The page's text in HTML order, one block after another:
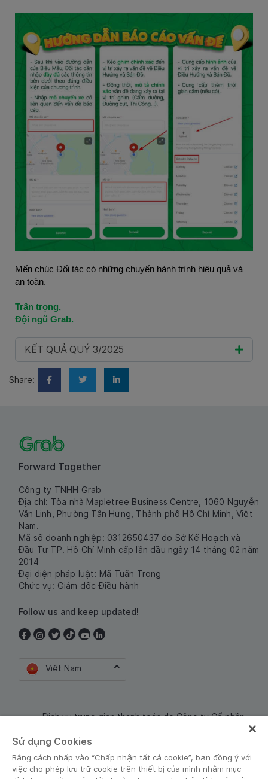
Mến chúc Đối tác có những chuyến hành trình hiệu quả và
an toàn.
Trân trọng,
Đội ngũ Grab.
KẾT QUẢ QUÝ 3/2025
Share:
Forward Together
Công ty TNHH Grab
Địa chỉ: Tòa nhà Mapletree Business Centre, 1060 Nguyễn
Văn Linh, Phường Tân Hưng, Thành phố Hồ Chí Minh, Việt
Nam.
Mã số doanh nghiệp: 0312650437 do Sở Kế Hoạch và
Đầu Tư TP. Hồ Chí Minh cấp lần đầu ngày 14 tháng 02 năm
2014
Đại diện pháp luật: Mã Tuấn Trọng
Chức vụ: Giám đốc Điều hành
Follow us and keep updated!
Việt Nam
Dịch vụ trung gian thanh toán do Công ty Cổ phần
Sử dụng Cookies
Bằng cách nhấp vào “Chấp nhận tất cả cookie”, bạn đồng ý với
việc cho phép lưu trữ cookie trên thiết bị của mình nhằm mục